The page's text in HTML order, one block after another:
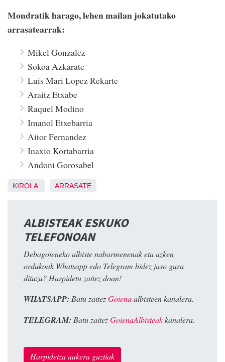
Mondratik harago, lehen mailan jokatutako
arrasatearrak:
Mikel Gonzalez
Sokoa Azkarate
Luis Mari Lopez Rekarte
Araitz Etxabe
Raquel Modino
Imanol Etxebarria
Aitor Fernandez
Inaxio Kortabarria
Andoni Gorosabel
KIROLA ARRASATE
ALBISTEAK ESKUKO
TELEFONOAN
Debagoieneko albiste nabarmenenak eta azken
ordukoak Whatsapp edo Telegram bidez jaso gura
dituzu? Harpidetu zaitez doan!
WHATSAPP: Batu zaitezGoienaalbisteen kanalera.
TELEGRAM: Batu zaitezGoienaAlbisteakkanalera.
Harpidetza aukera guztiak